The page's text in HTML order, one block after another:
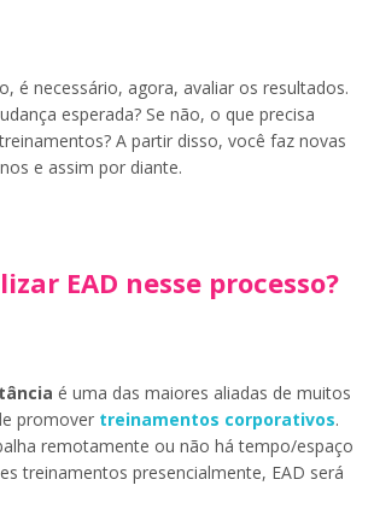
é necessário, agora, avaliar os resultados.
esperada? Se não, o que precisa
A partir disso, você faz novas
e assim por diante.
EAD nesse processo?
é uma das maiores aliadas de muitos
promover treinamentos corporativos.
remotamente ou não há tempo/espaço
treinamentos presencialmente, EAD será